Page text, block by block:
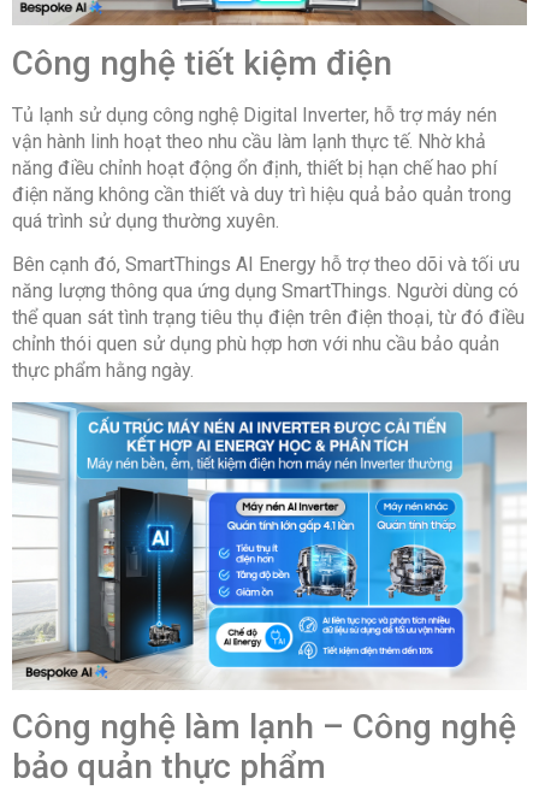
Công nghệ tiết kiệm điện
Tủ lạnh sử dụng công nghệ Digital Inverter, hỗ trợ máy nén
vận hành linh hoạt theo nhu cầu làm lạnh thực tế. Nhờ khả
năng điều chỉnh hoạt động ổn định, thiết bị hạn chế hao phí
điện năng không cần thiết và duy trì hiệu quả bảo quản trong
quá trình sử dụng thường xuyên.
Bên cạnh đó, SmartThings AI Energy hỗ trợ theo dõi và tối ưu
năng lượng thông qua ứng dụng SmartThings. Người dùng có
thể quan sát tình trạng tiêu thụ điện trên điện thoại, từ đó điều
chỉnh thói quen sử dụng phù hợp hơn với nhu cầu bảo quản
thực phẩm hằng ngày.
Công nghệ làm lạnh – Công nghệ
bảo quản thực phẩm